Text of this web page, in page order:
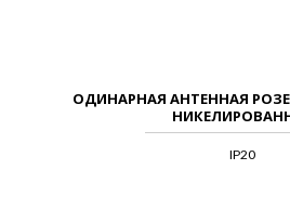
ОДИНАРНАЯ АНТЕННАЯ
IP20